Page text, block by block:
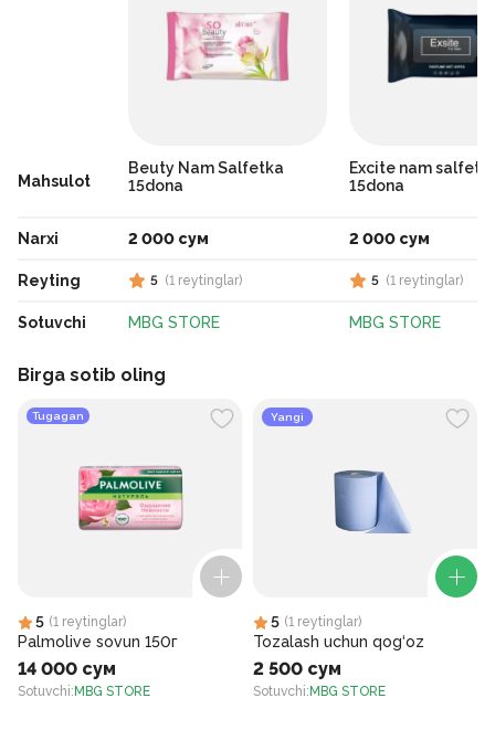
Mahsulot
Narxi
Reyting
Sotuvchi
Beuty Nam Salfetka
15dona
2 000 сум
5 (1 reytinglar)
MBG STORE
Excite nam
15dona
2 000 сум
5 (1 reytinglar)
MBG STORE
Birga sotib oling
Tugagan
5 (1 reytinglar)
Palmolive sovun 150г
14 000 сум
Sotuvchi: MBG STORE
Yangi
5 (1 reytinglar)
Tozalash uchun qog‘oz
2 500 сум
Sotuvchi: MBG STORE